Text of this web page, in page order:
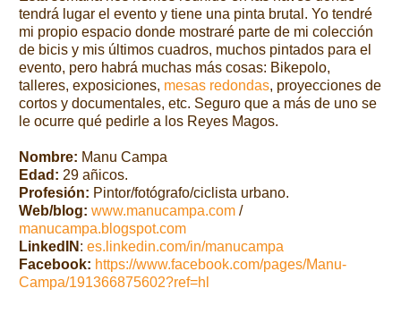
tendrá lugar el evento y tiene una pinta brutal. Yo tendré
mi propio espacio donde mostraré parte de mi colección
de bicis y mis últimos cuadros, muchos pintados para el
evento, pero habrá muchas más cosas: Bikepolo,
talleres, exposiciones, mesas redondas, proyecciones de
cortos y documentales, etc. Seguro que a más de uno se
le ocurre qué pedirle a los Reyes Magos.
Nombre: Manu Campa
Edad: 29 añicos.
Profesión: Pintor/fotógrafo/ciclista urbano.
Web/blog: www.manucampa.com /
manucampa.blogspot.com
LinkedIN : es.linkedin.com/in/manucampa
Facebook: https://www.facebook.com/pages/Manu-
Campa/191366875602?ref=hl